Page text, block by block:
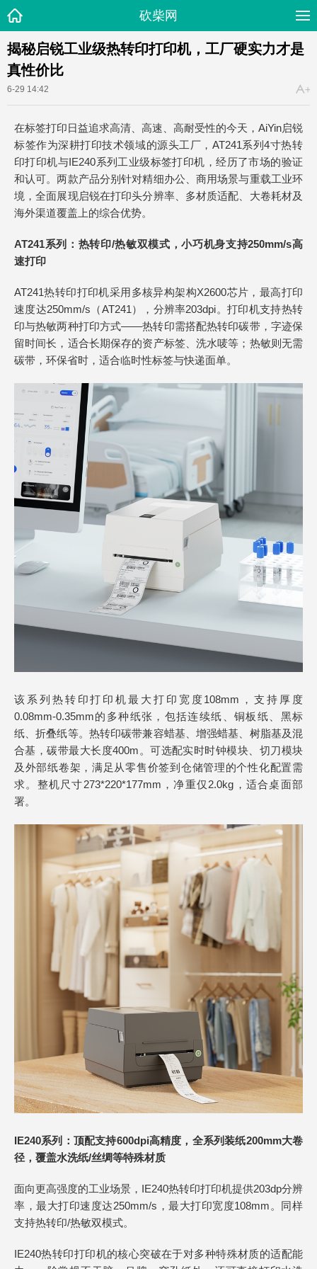
砍柴网
揭秘启锐工业级热转印打印机，工厂硬实力才是
真性价比
6-29 14:42
在标签打印日益追求高清、高速、高耐受性的今天，AiYin启锐
标签作为深耕打印技术领域的源头工厂，AT241系列4寸热转
印打印机与IE240系列工业级标签打印机，经历了市场的验证
和认可。两款产品分别针对精细办公、商用场景与重载工业环
境，全面展现启锐在打印头分辨率、多材质适配、大卷耗材及
海外渠道覆盖上的综合优势。
AT241系列：热转印/热敏双模式，小巧机身支持250mm/s高
速打印
AT241热转印打印机采用多核异构架构X2600芯片，最高打印
速度达250mm/s（AT241），分辨率203dpi。打印机支持热转
印与热敏两种打印方式——热转印需搭配热转印碳带，字迹保
留时间长，适合长期保存的资产标签、洗水唛等；热敏则无需
碳带，环保省时，适合临时性标签与快递面单。
该系列热转印打印机最大打印宽度108mm，支持厚度
0.08mm-0.35mm的多种纸张，包括连续纸、铜板纸、黑标
纸、折叠纸等。热转印碳带兼容蜡基、增强蜡基、树脂基及混
合基，碳带最大长度400m。可选配实时时钟模块、切刀模块
及外部纸卷架，满足从零售价签到仓储管理的个性化配置需
求。整机尺寸273*220*177mm，净重仅2.0kg，适合桌面部
署。
IE240系列：顶配支持600dpi高精度，全系列装纸200mm大卷
径，覆盖水洗纸/丝绸等特殊材质
面向更高强度的工业场景，IE240热转印打印机提供203dp分辨
率，最大打印速度达250mm/s，最大打印宽度108mm。同样
支持热转印/热敏双模式。
IE240热转印打印机的核心突破在于对多种特殊材质的适配能